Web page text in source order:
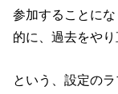
参加することに
的に、過去をや
という、設定の